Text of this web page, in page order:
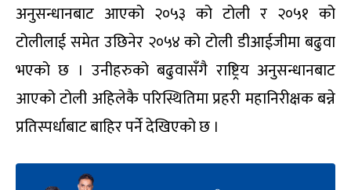
अनुसन्धानबाट आएको २०५३ को टोली र २०५१ को
टोलीलाई समेत उछिनेर २०५४ को टोली डीआईजीमा बढुवा
भएको छ । उनीहरुको बढुवासँगै राष्ट्रिय अनुसन्धानबाट
आएको टोली अहिलेकै परिस्थितिमा प्रहरी महानिरीक्षक बन्ने
प्रतिस्पर्धाबाट बाहिर पर्ने देखिएको छ ।